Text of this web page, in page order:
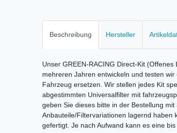
Beschreibung Hersteller
Unser GREEN-RACING Direct-Kit
mehreren Jahren entwickeln und testen
Fahrzeug ersetzen. Wir stellen jedes Kit
abgestimmten Universalfilter mit
geben Sie dieses bitte in der Bestellung
Anbauteile/Filtervariationen lagernd haben
gefertigt. Je nach Aufwand kann es eine